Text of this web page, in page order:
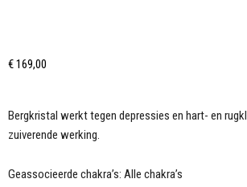
€169,00
Bergkristal werkt tegen depressies en hart- en
zuiverende werking.
Geassocieerde chakra’s: Alle chakra’s